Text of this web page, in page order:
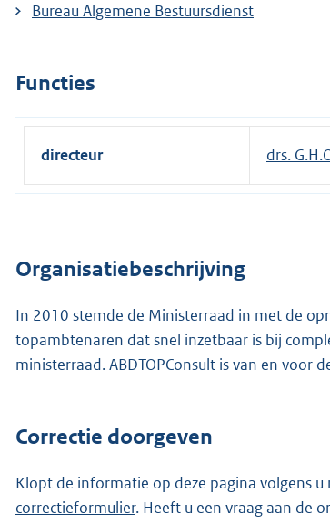
k
Bureau Algemene Bestuursdienst
Functies
directeur drs.
Organisatiebeschrijving
In 2010 stemde de Ministerraad in met de
topambtenaren dat snel inzetbaar is bij
ministerraad. ABDTOPConsult is van en voor
Correctie doorgeven
Klopt de informatie op deze pagina volgens
correctieformulier. Heeft u een vraag aan de